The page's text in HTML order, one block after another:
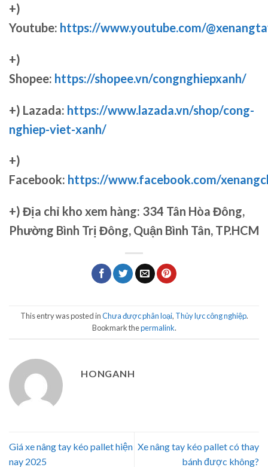
+)
Youtube: https://www.youtube.com/
+)
Shopee: https://shopee.vn/congnghiepxanh/
+) Lazada: https://www.lazada.vn/shop/cong-
nghiep-viet-xanh/
+)
Facebook: https://www.facebook.com/
+) Địa chỉ kho xem hàng: 334 Tân Hòa Đông,
Phường Bình Trị Đông, Quận Bình Tân, TP.HCM
This entry was posted inChưa được phân loại, Thủy lực công nghiệp.
Bookmark thepermalink.
HONGANH
Giá xe nâng tay kéo pallet hiện
nay 2025
Xe nâng tay kéo pallet có thay
bánh được không?